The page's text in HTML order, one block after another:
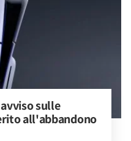
sulle
all'abbandono